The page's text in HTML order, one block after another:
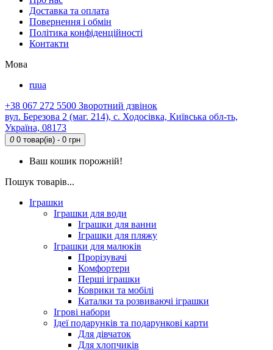
Доставка та оплата
Повернення і обмін
Політика конфіденційності
Контакти
Мова
ruua
+38 067 272 5500 Зворотний дзвінок
вул. Березова 2 (маг. 214), с. Ходосівка, Київська обл-ть,
Україна, 08173
0 0 товар(ів) - 0 грн
Ваш кошик порожній!
Пошук товарів...
Іграшки
Іграшки для води
Іграшки для ванни
Іграшки для пляжу
Іграшки для малюків
Прорізувачі
Комфортери
Перші іграшки
Коврики та мобілі
Каталки та розвиваючі іграшки
Ігрові набори
Ідеї ​​подарунків та подарункові карти
Для дівчаток
Для хлопчиків